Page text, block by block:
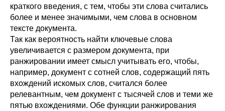
краткого введения, с тем, чтобы эти слова считались
более и менее значимыми, чем слова в основном
тексте документа.
Так как вероятность найти ключевые слова
увеличивается с размером документа, при
ранжировании имеет смысл учитывать его, чтобы,
например, документ с сотней слов, содержащий пять
вхождений искомых слов, считался более
релевантным, чем документ с тысячей слов и теми же
пятью вхождениями. Обе функции ранжирования